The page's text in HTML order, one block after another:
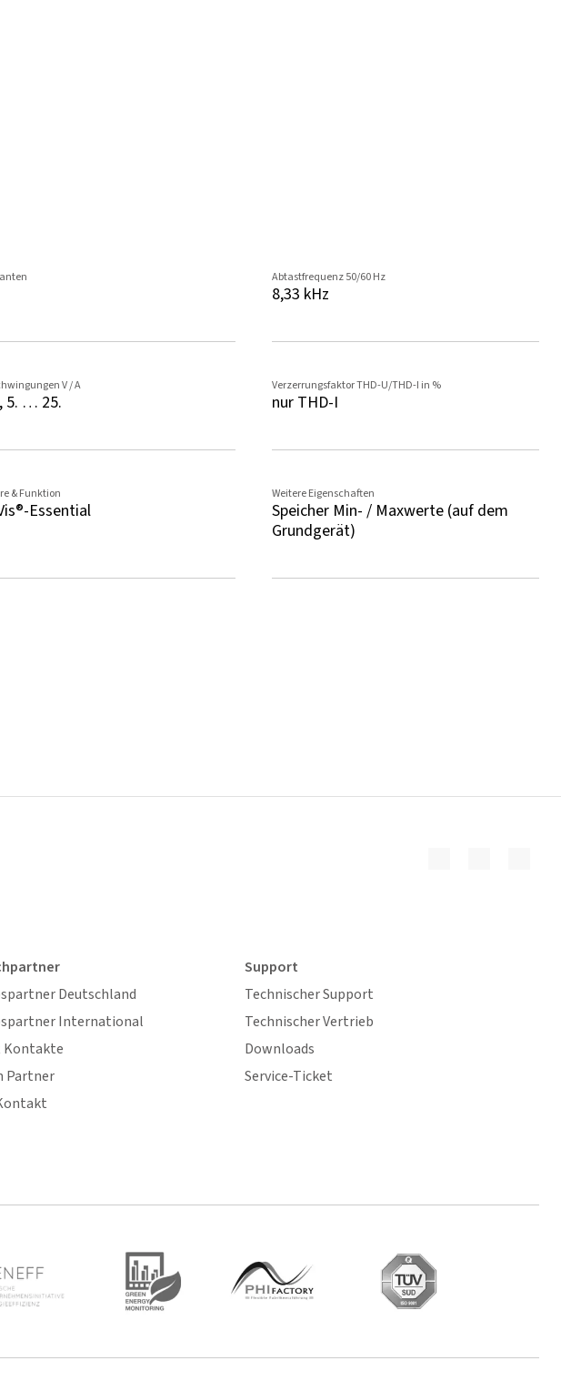
Abtastfrequenz 50/60 Hz
8,33 kHz
V / A
5. … 25.
Verzerrungsfaktor THD-U/THD-I in %
nur THD-I
& Funktion
Essential
Weitere Eigenschaften
Speicher Min- / Maxwerte (auf dem
Grundgerät)
Deutschland
International
Kontakte
Partner
Support
Technischer Support
Technischer Vertrieb
Downloads
Service-Ticket